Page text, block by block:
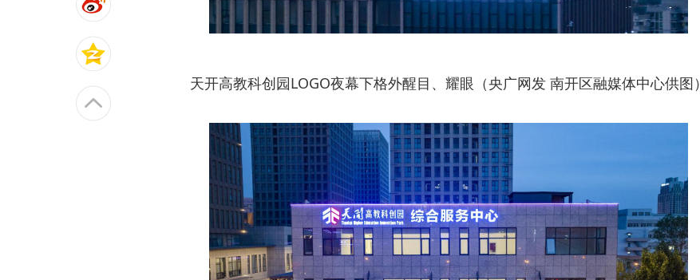
天开高教科创园LOGO夜幕下格外醒目、耀眼（央广网发 南开区融媒体中心供图）